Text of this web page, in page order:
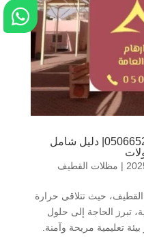
مظلات مدارس القطيف 0506652666| دليل شامل
| مظلات القطيف
حيث تتلاقى حرارة
تبرز الحاجة إلى حلول
تعليمية مريحة وآمنة.